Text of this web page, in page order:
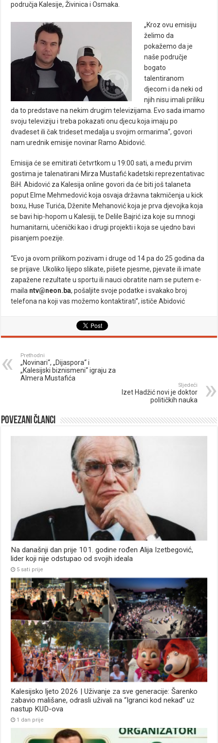
područja Kalesije, Živinica i Osmaka.
„Kroz ovu emisiju
želimo da
pokažemo da je
naše područje
bogato
talentiranom
djecom i da neki od
njih nisu imali priliku
da to predstave na nekim drugim televizijama. Evo sada imamo
svoju televiziju i treba pokazati onu djecu koja imaju po
dvadeset ili čak trideset medalja u svojim ormarima“, govori
nam urednik emisije novinar Ramo Abidović.
Emisija će se emitirati četvrtkom u 19:00 sati, a među prvim
gostima je talenatirani Mirza Mustafić kadetski reprezentativac
BiH. Abidović za Kalesija online govori da će biti još talaneta
poput Elme Mehmedović koja osvaja državna takmičenja u kick
boxu, Huse Turića, Dženite Mehanović koja je prva djevojka koja
se bavi hip-hopom u Kalesiji, te Delile Bajrić iza koje su mnogi
humanitarni, učenički kao i drugi projekti i koja se ujedno bavi
pisanjem poezije.
“Evo ja ovom prilikom pozivam i druge od 14 pa do 25 godina da
se prijave. Ukoliko lijepo slikate, pišete pjesme, pjevate ili imate
zapažene rezultate u sportu ili nauci obratite nam se putem e-
maila ntv@neon.ba, pošaljite svoje podatke i svakako broj
telefona na koji vas možemo kontaktirati”, ističe Abidović
Prethodni
„Novinari“, „Dijaspora“ i
„Kalesijski biznismeni“ igraju za
Almera Mustafića
Sljedeći
Izet Hadžić novi je doktor
političkih nauka
Povezani članci
Na današnji dan prije 101. godine rođen Alija Izetbegović,
lider koji nije odstupao od svojih ideala
5 sati prije
Kalesijsko ljeto 2026 | Uživanje za sve generacije: Šarenko
zabavio mališane, odrasli uživali na “Igranci kod nekad” uz
nastup KUD-ova
1 dan prije